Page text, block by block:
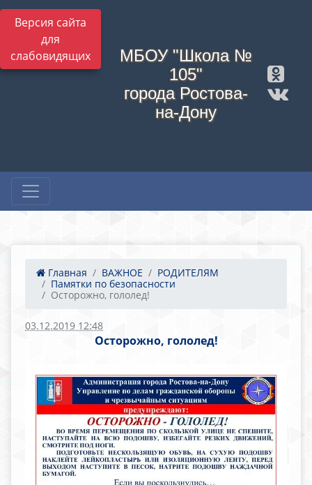
Версия сайта
для
слабовидящих
МБОУ "Школа №
105"
города Ростова-
на-Дону
Главная ВАЖНОЕ
РОДИТЕЛЯМ
Памятки по безопасности
Осторожно, гололед!
03.12.2019 12:48
Осторожно, гололед!